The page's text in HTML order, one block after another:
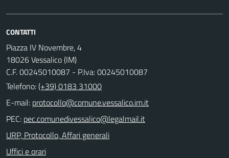
CONTATTI
Piazza IV Novembre, 4
18026 Vessalico (IM)
C.F. 00245010087 - P.Iva: 00245010087
Telefono:(+39) 0183 31000
E-mail:
PEC:
URP, Protocollo, Affari generali
Uffici e orari